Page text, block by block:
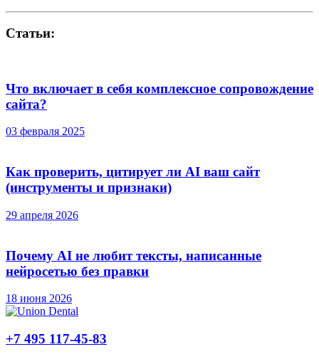
Статьи:
Что включает в себя комплексное сопровождение
сайта?
03 февраля 2025
Как проверить, цитирует ли AI ваш сайт
(инструменты и признаки)
29 апреля 2026
Почему AI не любит тексты, написанные
нейросетью без правки
18 июня 2026
+7 495 117-45-83